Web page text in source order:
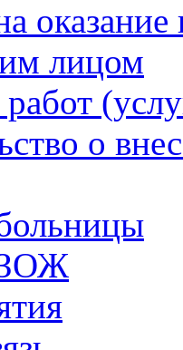
лицом
о
ЗОЖ